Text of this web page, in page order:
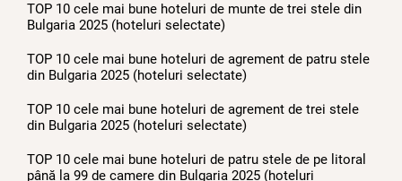
TOP 10 cele mai bune hoteluri de munte de trei stele din
Bulgaria 2025 (hoteluri selectate)
TOP 10 cele mai bune hoteluri de agrement de patru stele
din Bulgaria 2025 (hoteluri selectate)
TOP 10 cele mai bune hoteluri de agrement de trei stele
din Bulgaria 2025 (hoteluri selectate)
TOP 10 cele mai bune hoteluri de patru stele de pe litoral
până la 99 de camere din Bulgaria 2025 (hoteluri